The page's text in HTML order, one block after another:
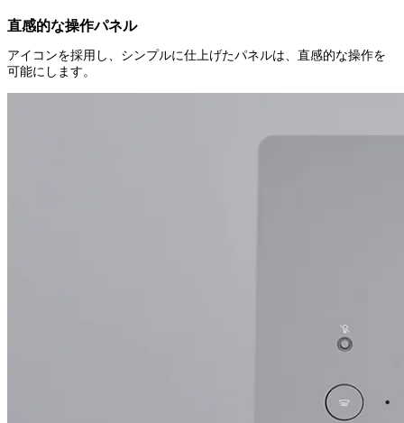
直感的な操作パネル
アイコンを採用し、シンプルに仕上げたパネルは、直感的な操作を
可能にします。